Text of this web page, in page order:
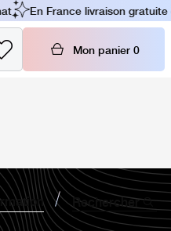
Mon panier 0
Rechercher
En France livraison gratuite